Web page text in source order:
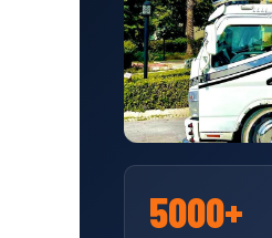
5000+